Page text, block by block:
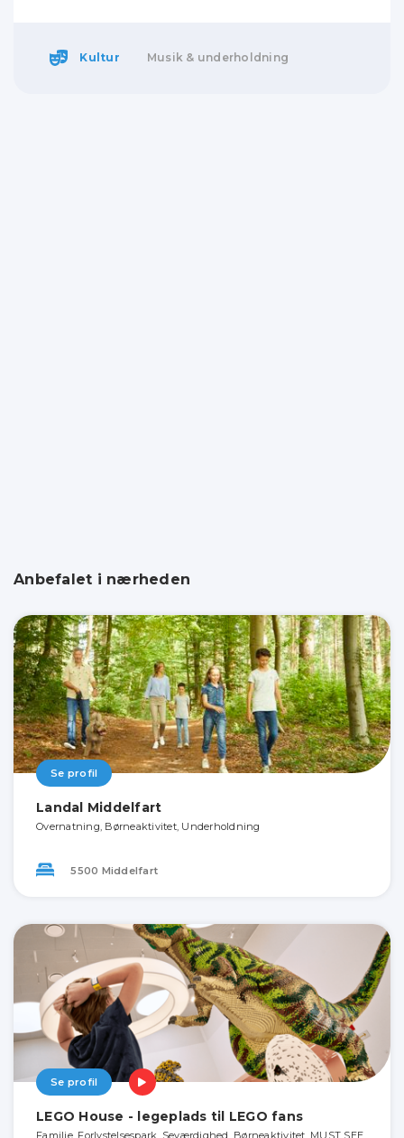
Kultur Musik & underholdning
Anbefalet i nærheden
Se profil
Landal Middelfart
Overnatning, Børneaktivitet, Underholdning
5500 Middelfart
Se profil
LEGO House - legeplads til LEGO fans
Familie, Forlystelsespark, Seværdighed, Børneaktivitet, MUST SEE,